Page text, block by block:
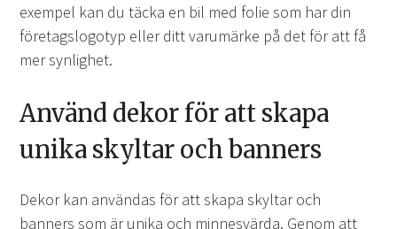
exempel kan du täcka en bil med folie som har din
företagslogotyp eller ditt varumärke på det för att få
mer synlighet.
Använd dekor för att skapa
unika skyltar och banners
Dekor kan användas för att skapa skyltar och
banners som är unika och minnesvärda. Genom att